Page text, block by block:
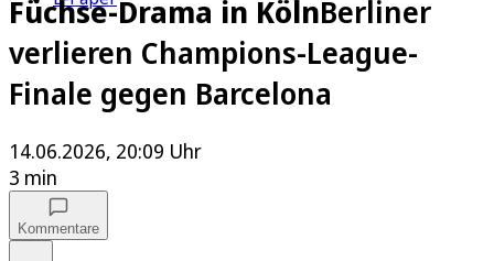
Füchse-Drama in KölnBerliner
verlieren Champions-League-
Finale gegen Barcelona
14.06.2026, 20:09 Uhr
3 min
Kommentare